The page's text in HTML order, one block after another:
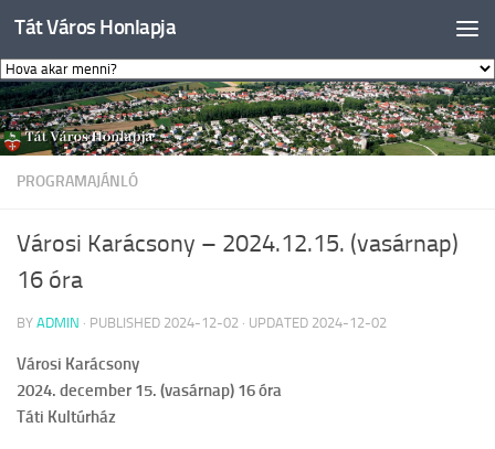
Skip to content
Tát Város Honlapja
PROGRAMAJÁNLÓ
Városi Karácsony – 2024.12.15. (vasárnap)
16 óra
BY ADMIN · PUBLISHED 2024-12-02 · UPDATED 2024-12-02
Városi Karácsony
2024. december 15. (vasárnap) 16 óra
Táti Kultúrház